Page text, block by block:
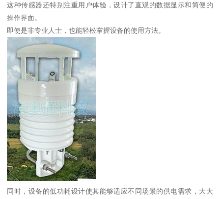
这种传感器还特别注重用户体验，设计了直观的数据显示和简便的
操作界面。
即使是非专业人士，也能轻松掌握设备的使用方法。
同时，设备的低功耗设计使其能够适应不同场景的供电需求，大大